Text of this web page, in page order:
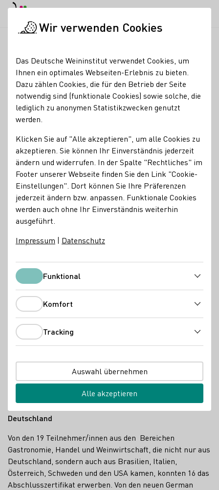
Zweiter Jahrgang
„German Wine
Professionals“
24.09.23
Im Rahmen einer festlichen Graduierungsfeier im
„Weinzuhause“ Mommenheim überreichte Florian Koch,
Ressortleiter Schulung am Deutschen Weininstitut (DWI),
den Absolventinnen und Absolventen des Lehrgangs
"German Wine Professional" am 23. September ihre
Urkunden.
Neue Experten und Expertinnen für das Weinland
Deutschland
Von den 19 Teilnehmer/innen aus den Bereichen
Gastronomie, Handel und Weinwirtschaft, die nicht nur aus
Deutschland, sondern auch aus Brasilien, Italien,
Österreich, Schweden und den USA kamen, konnten 16 das
Abschlusszertifikat erwerben. Von den neuen German
Wir verwenden Cookies
Das Deutsche Weininstitut verwendet Cookies, um
Ihnen ein optimales Webseiten-Erlebnis zu bieten.
Dazu zählen Cookies, die für den Betrieb der Seite
notwendig sind (funktionale Cookies) sowie solche, die
lediglich zu anonymen Statistikzwecken genutzt
werden.
Klicken Sie auf "Alle akzeptieren", um alle Cookies zu
akzeptieren. Sie können Ihr Einverständnis jederzeit
ändern und widerrufen. In der Spalte "Rechtliches" im
Footer unserer Webseite finden Sie den Link "Cookie-
Einstellungen". Dort können Sie Ihre Präferenzen
jederzeit ändern bzw. anpassen. Funktionale Cookies
werden auch ohne Ihr Einverständnis weiterhin
ausgeführt.
Impressum | Datenschutz
FunktionalFunktional
Komfort
Tracking
Auswahl übernehmen
Alle akzeptieren